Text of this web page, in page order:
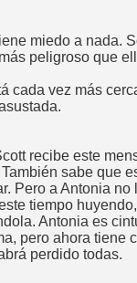
miedo a nada.
peligroso que
cada vez más
recibe este
sabe que
Pero a Antonia no
tiempo
Antonia es
pero ahora tiene
perdido todas.